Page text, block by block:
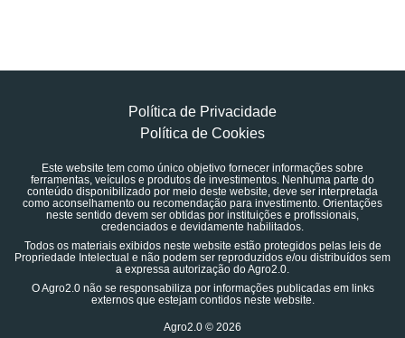
Política de Privacidade
Política de Cookies
Este website tem como único objetivo fornecer informações sobre
ferramentas, veículos e produtos de investimentos. Nenhuma parte do
conteúdo disponibilizado por meio deste website, deve ser interpretada
como aconselhamento ou recomendação para investimento. Orientações
neste sentido devem ser obtidas por instituições e profissionais,
credenciados e devidamente habilitados.
Todos os materiais exibidos neste website estão protegidos pelas leis de
Propriedade Intelectual e não podem ser reproduzidos e/ou distribuídos sem
a expressa autorização do Agro2.0.
O Agro2.0 não se responsabiliza por informações publicadas em links
externos que estejam contidos neste website.
Agro2.0 © 2026